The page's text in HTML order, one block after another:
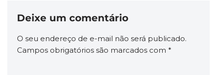
Deixe um comentário
O seu endereço de e-mail não será publicado.
Campos obrigatórios são marcados com *